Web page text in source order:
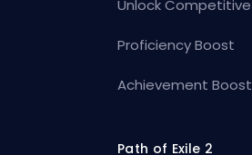
Unlock Competitive
Proficiency Boost
Achievement Boost
Path of Exile 2